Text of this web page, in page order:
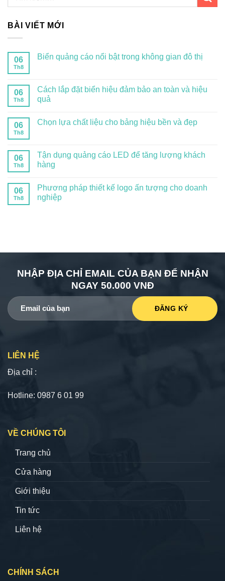
BÀI VIẾT MỚI
06
Th8
Biển quảng cáo nổi bật trong không gian đô thị
06
Th8
Cách lắp đặt biển hiệu đảm bảo an toàn và hiệu
quả
06
Th8
Chọn lựa chất liệu cho bảng hiệu bền và đẹp
06
Th8
Tận dụng quảng cáo LED để tăng lượng khách
hàng
06
Th8
Phương pháp thiết kế logo ấn tượng cho doanh
nghiệp
NHẬP ĐỊA CHỈ EMAIL CỦA BẠN ĐỂ NHẬN
NGAY 50.000 VNĐ
LIÊN HỆ
Địa chỉ :
Hotline: 0987 6 01 99
VỀ CHÚNG TÔI
Trang chủ
Cửa hàng
Giới thiệu
Tin tức
Liên hệ
CHÍNH SÁCH